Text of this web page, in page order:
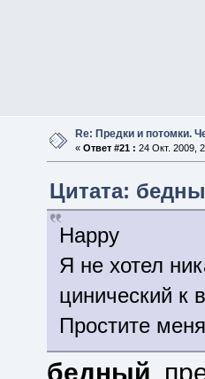
Re: Предки и потомки.
« Ответ #21 : 24 Окт. 2009,
Цитата:
Happy
Я не хотел
цинический к
Простите
бедный,